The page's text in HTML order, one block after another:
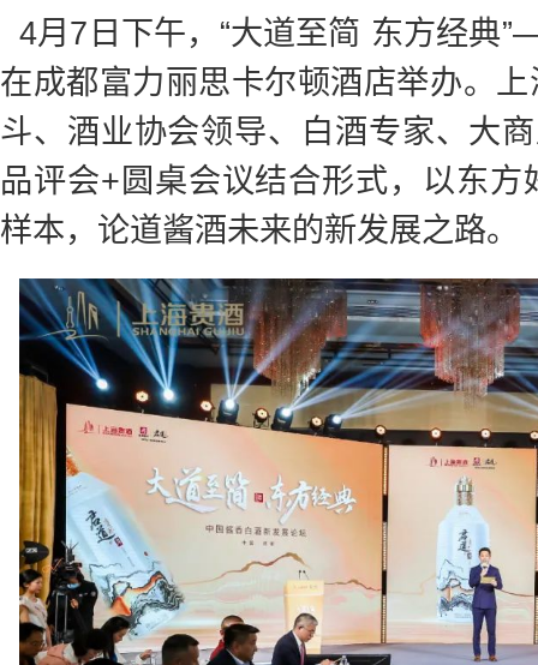
4月7日下午，“大道至简 东方经典
在成都富力丽思卡尔顿酒店举办。
斗、酒业协会领导、白酒专家、大
品评会+圆桌会议结合形式，以东方
样本，论道酱酒未来的新发展之路。